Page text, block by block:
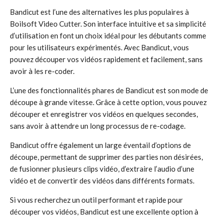
Bandicut est l’une des alternatives les plus populaires à
Boilsoft Video Cutter. Son interface intuitive et sa simplicité
d’utilisation en font un choix idéal pour les débutants comme
pour les utilisateurs expérimentés. Avec Bandicut, vous
pouvez découper vos vidéos rapidement et facilement, sans
avoir à les re-coder.
L’une des fonctionnalités phares de Bandicut est son mode de
découpe à grande vitesse. Grâce à cette option, vous pouvez
découper et enregistrer vos vidéos en quelques secondes,
sans avoir à attendre un long processus de re-codage.
Bandicut offre également un large éventail d’options de
découpe, permettant de supprimer des parties non désirées,
de fusionner plusieurs clips vidéo, d’extraire l’audio d’une
vidéo et de convertir des vidéos dans différents formats.
Si vous recherchez un outil performant et rapide pour
découper vos vidéos, Bandicut est une excellente option à